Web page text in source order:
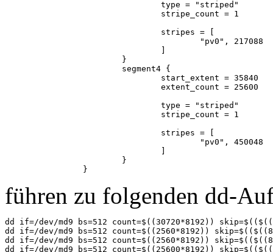
                                type = "striped"
stripe_count = 1
                                stripes = [
                                        "pv0", 217088
                                ]
                        }
                        segment4 {
                                start_extent = 35840
extent_count = 25600
                                type = "striped"
stripe_count = 1
                                stripes = [
                                        "pv0", 450048
                                ]
                        }
führen zu folgenden dd-
dd if=/dev/md9 bs=512 count=$((30720*8192))
dd if=/dev/md9 bs=512 count=$((2560*8192))
dd if=/dev/md9 bs=512 count=$((2560*8192))